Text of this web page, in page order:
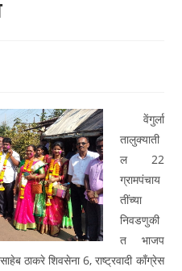
वेंगुर्ला
तालुक्याती
ल 22
ग्रामपंचाय
तींच्या
निवडणुकी
त भाजप
ठाकरे शिवसेना 6, राष्ट्रवादी काँग्रेस